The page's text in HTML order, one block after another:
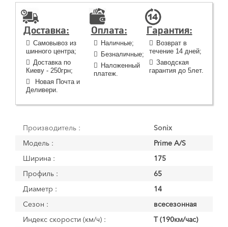
Доставка:
Самовывоз из
шинного центра;
Доставка по
Киеву - 250грн;
Новая Почта и
Деливери.
Оплата:
Наличные;
Безналичные;
Наложенный
платеж.
Гарантия:
Возврат в
течение 14 дней;
Заводская
гарантия до 5лет.
Производитель :
Sonix
Модель :
Prime A/S
Ширина :
175
Профиль :
65
Диаметр :
14
Сезон :
всесезонная
Индекс скорости (км/ч) :
T (190км/час)